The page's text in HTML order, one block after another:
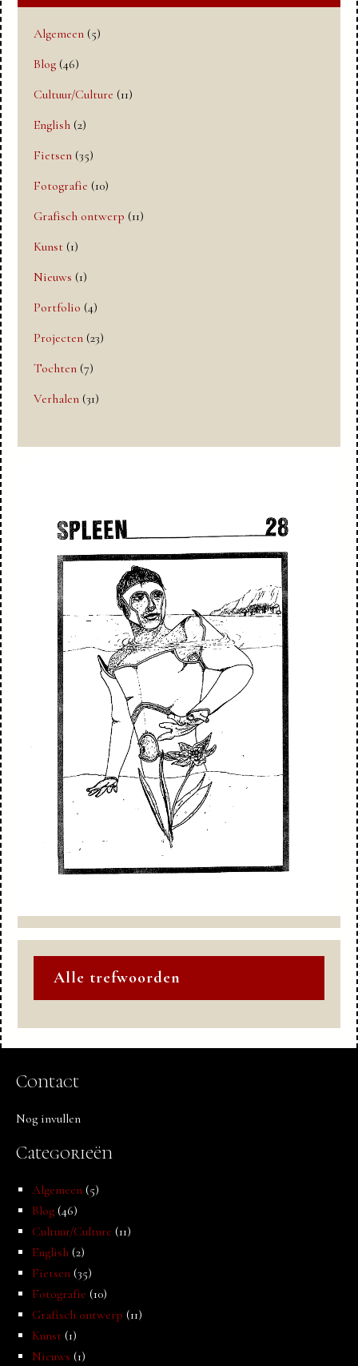
Algemeen (5)
Blog (46)
Cultuur/Culture (11)
English (2)
Fietsen (35)
Fotografie (10)
Grafisch ontwerp (11)
Kunst (1)
Nieuws (1)
Portfolio (4)
Projecten (23)
Tochten (7)
Verhalen (31)
Alle trefwoorden
Contact
Nog invullen
Categorieën
Algemeen (5)
Blog (46)
Cultuur/Culture (11)
English (2)
Fietsen (35)
Fotografie (10)
Grafisch ontwerp (11)
Kunst (1)
Nieuws (1)